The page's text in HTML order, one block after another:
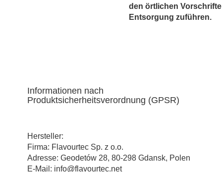
den örtlichen
Entsorgung zuführen.
Informationen nach
Produktsicherheitsverordnung (GPSR)
Hersteller:
Firma: Flavourtec Sp. z o.o.
Adresse: Geodetów 28, 80-298 Gdansk, Polen
E-Mail: info@flavourtec.net